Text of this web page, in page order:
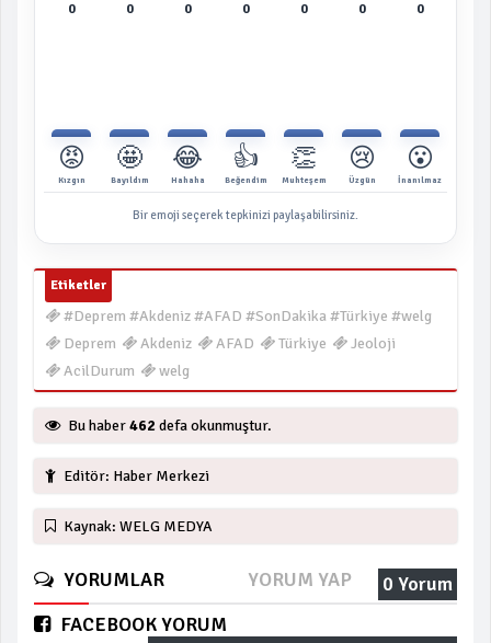
0
😡
Kızgın
0
🤩
Bayıldım
0
😂
Hahaha
0
👍
Beğendim
0
👏
Muhteşem
0
😢
Üzgün
0
😮
İnanılmaz
Bir emoji seçerek tepkinizi paylaşabilirsiniz.
Etiketler
#Deprem #Akdeniz #AFAD #SonDakika #Türkiye #welg
Deprem
Akdeniz AFAD Türkiye
Jeoloji
AcilDurum
welg
Bu haber462defa okunmuştur.
Editör: Haber Merkezi
Kaynak: WELG MEDYA
YORUMLAR 0 Yorum
YORUM YAP
FACEBOOK YORUM